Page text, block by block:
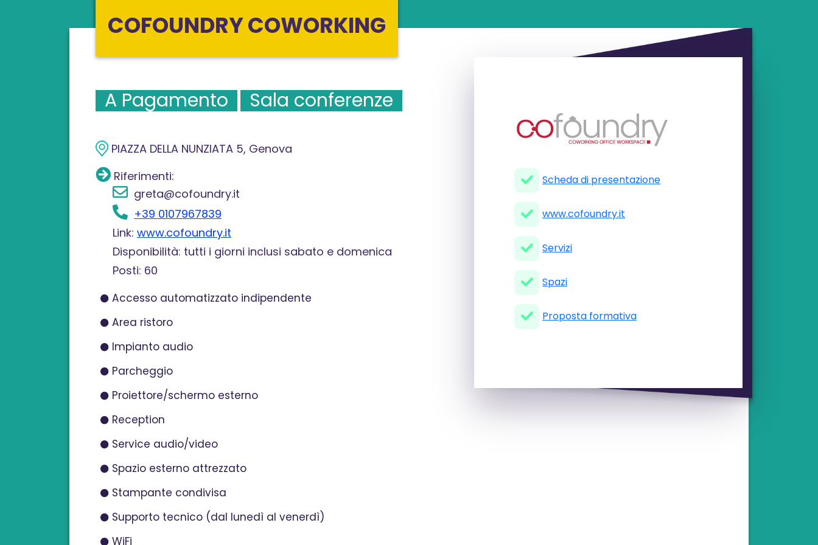
COFOUNDRY COWORKING
A Pagamento Sala conferenze
PIAZZA DELLA NUNZIATA 5, Genova
Riferimenti:
greta@cofoundry.it
+39 0107967839
Link: www.cofoundry.it
Disponibilità: tutti i giorni inclusi sabato e domenica
Posti: 60
Accesso automatizzato indipendente
Area ristoro
Impianto audio
Parcheggio
Proiettore/schermo esterno
Reception
Service audio/video
Spazio esterno attrezzato
Stampante condivisa
Supporto tecnico (dal lunedì al venerdì)
WiFi
Scheda di presentazione
www.cofoundry.it
Servizi
Spazi
Proposta formativa